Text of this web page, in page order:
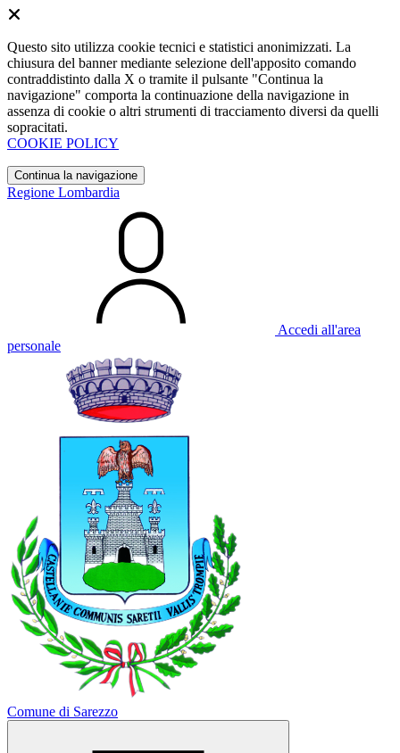
Questo sito utilizza cookie tecnici e statistici anonimizzati. La
chiusura del banner mediante selezione dell'apposito comando
contraddistinto dalla X o tramite il pulsante "Continua la
navigazione" comporta la continuazione della navigazione in
assenza di cookie o altri strumenti di tracciamento diversi da quelli
sopracitati.
COOKIE POLICY
Continua la navigazione
Regione Lombardia
Accedi all'area
personale
Comune di Sarezzo